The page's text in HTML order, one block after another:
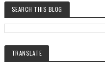
SEARCH THIS BLOG
TRANSLATE